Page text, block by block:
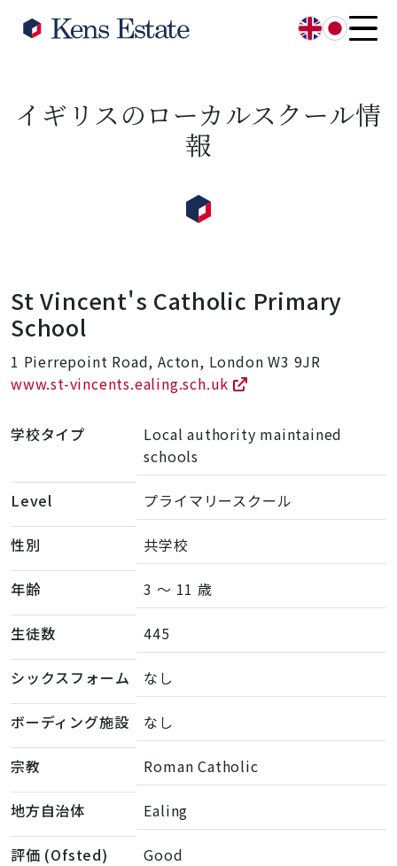
English日本語
イギリスのローカルスクール情
報
St Vincent's Catholic Primary
School
1 Pierrepoint Road, Acton, London W3 9JR
www.st-vincents.ealing.sch.uk
学校タイプ
Local authority maintained
schools
Level プライマリースクール
性別 共学校
年齢 3 ～ 11 歳
生徒数 445
シックスフォーム なし
ボーディング施設 なし
宗教 Roman Catholic
地方自治体 Ealing
評価 (Ofsted) Good